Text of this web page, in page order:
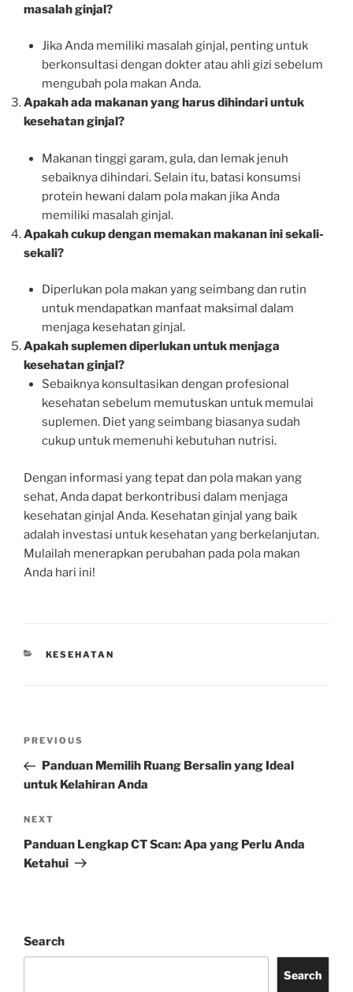
masalah ginjal?
Jika Anda memiliki masalah ginjal, penting untuk
berkonsultasi dengan dokter atau ahli gizi sebelum
mengubah pola makan Anda.
Apakah ada makanan yang harus dihindari untuk
kesehatan ginjal?
Makanan tinggi garam, gula, dan lemak jenuh
sebaiknya dihindari. Selain itu, batasi konsumsi
protein hewani dalam pola makan jika Anda
memiliki masalah ginjal.
Apakah cukup dengan memakan makanan ini sekali-
sekali?
Diperlukan pola makan yang seimbang dan rutin
untuk mendapatkan manfaat maksimal dalam
menjaga kesehatan ginjal.
Apakah suplemen diperlukan untuk menjaga
kesehatan ginjal?
Sebaiknya konsultasikan dengan profesional
kesehatan sebelum memutuskan untuk memulai
suplemen. Diet yang seimbang biasanya sudah
cukup untuk memenuhi kebutuhan nutrisi.
Dengan informasi yang tepat dan pola makan yang
sehat, Anda dapat berkontribusi dalam menjaga
kesehatan ginjal Anda. Kesehatan ginjal yang baik
adalah investasi untuk kesehatan yang berkelanjutan.
Mulailah menerapkan perubahan pada pola makan
Anda hari ini!
CATEGORIES
KESEHATAN
Previous
Post
PREVIOUS
Panduan Memilih Ruang Bersalin yang Ideal
untuk Kelahiran Anda
Next
Post
NEXT
Panduan Lengkap CT Scan: Apa yang Perlu Anda
Ketahui
Search
Search